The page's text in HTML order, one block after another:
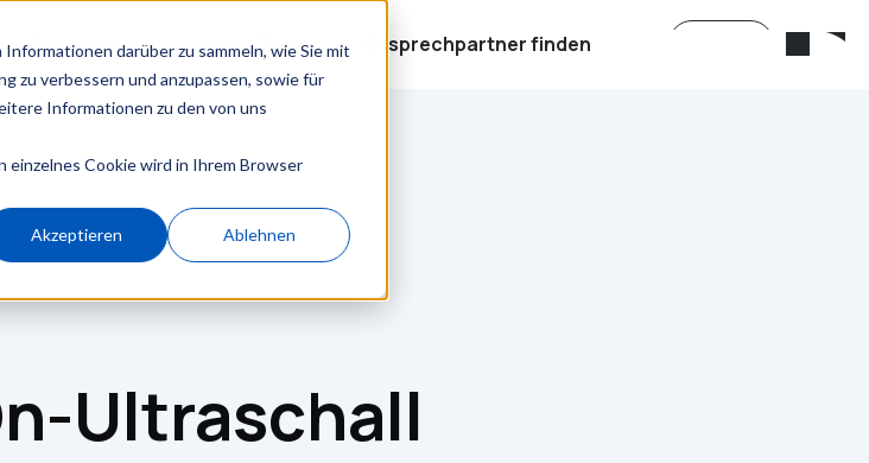
darüber zu sammeln, wie Sie mit
zu verbessern und anzupassen, sowie für
Informationen zu den von uns
Cookie wird in Ihrem Browser
Akzeptieren Ablehnen
Ressourcen Unser Team Ansprechpartner finden
Ultraschall